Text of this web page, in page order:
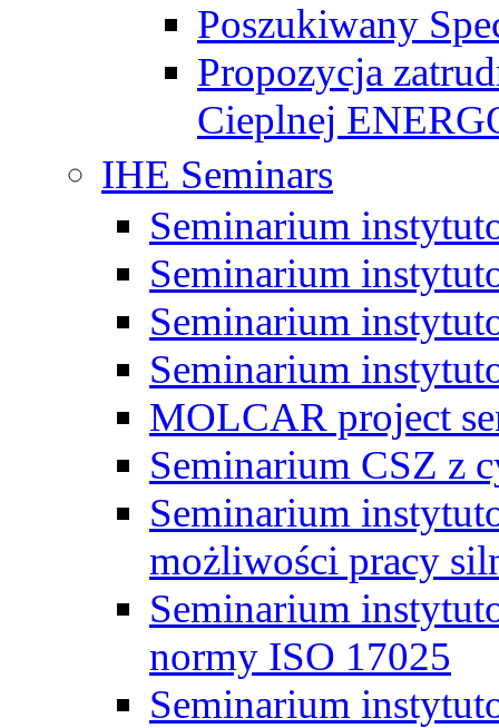
Poszukiwany
Propozycja
Cieplnej
IHE Seminars
Seminarium
Seminarium
Seminarium
Seminarium
MOLCAR project
Seminarium CSZ z
Seminarium
możliwości pracy
Seminarium
normy ISO 17025
Seminarium